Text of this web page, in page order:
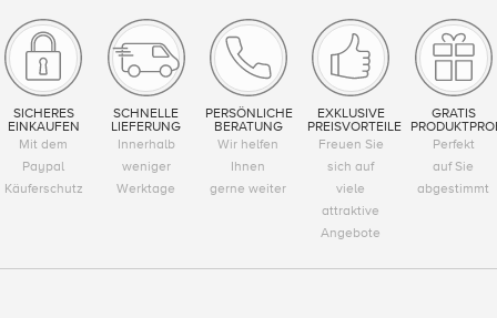
SICHERES
EINKAUFEN
Mit dem
Paypal
Käuferschutz
SCHNELLE
LIEFERUNG
Innerhalb
weniger
Werktage
PERSÖNLICHE
BERATUNG
Wir helfen
Ihnen
gerne weiter
EXKLUSIVE
PREISVORTEILE
Freuen Sie
sich auf
viele
attraktive
Angebote
GRATIS
Perfekt
auf Sie
abgestimmt